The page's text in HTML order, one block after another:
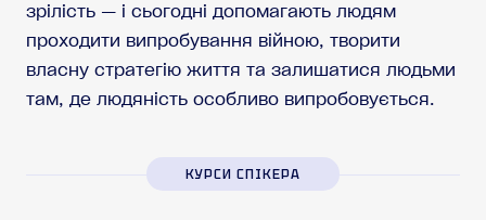
зрілість — і сьогодні допомагають людям
проходити випробування війною, творити
власну стратегію життя та залишатися людьми
там, де людяність особливо випробовується.
КУРСИ СПІКЕРА